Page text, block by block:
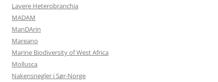
Lavere Heterobranchia
MADAM
ManDArin
Mareano
Marine Biodiversity of West Africa
Mollusca
Nakensnegler i Sør-Norge